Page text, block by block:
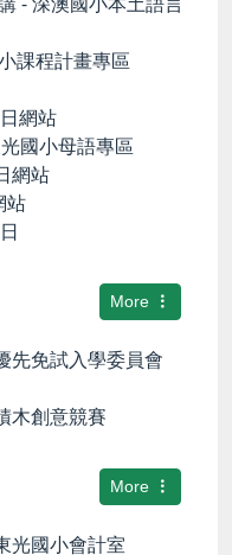
課程計畫專區
網站
國小母語專區
網站
站
More
先免試入學委員會
木創意競賽
More
光國小會計室